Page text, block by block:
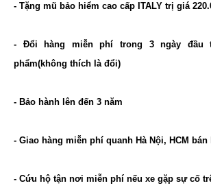
- Tặng mũ bảo hiểm cao cấp ITALY trị giá
- Đổi hàng miễn phí trong 3 ngày đầu
phẩm(không thích là đổi)
- Bảo hành lên đến 3 năm
- Giao hàng miễn phí quanh Hà Nội, HCM bán
- Cứu hộ tận nơi miễn phí nếu xe gặp sự cố